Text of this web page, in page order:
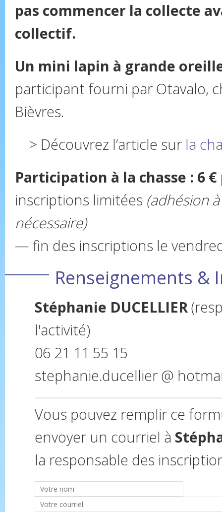
pas commencer la collecte
collectif.
Un mini lapin à grande
participant fourni par Otavalo,
Bièvres.
> Découvrez l’article sur la
Participation à la chasse : 6
inscriptions limitées (adhésion
nécessaire)
— fin des inscriptions le
Renseignements &
Stéphanie DUCELLIER
l'activité)
06 21 11 55 15
stephanie.ducellier @
Vous pouvez remplir ce
envoyer un courriel à
la responsable des